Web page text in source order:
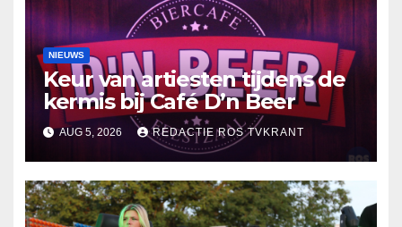
NIEUWS
Keur van artiesten tijdens de
kermis bij Café D’n Beer
AUG 5, 2026 REDACTIE ROS TVKRANT